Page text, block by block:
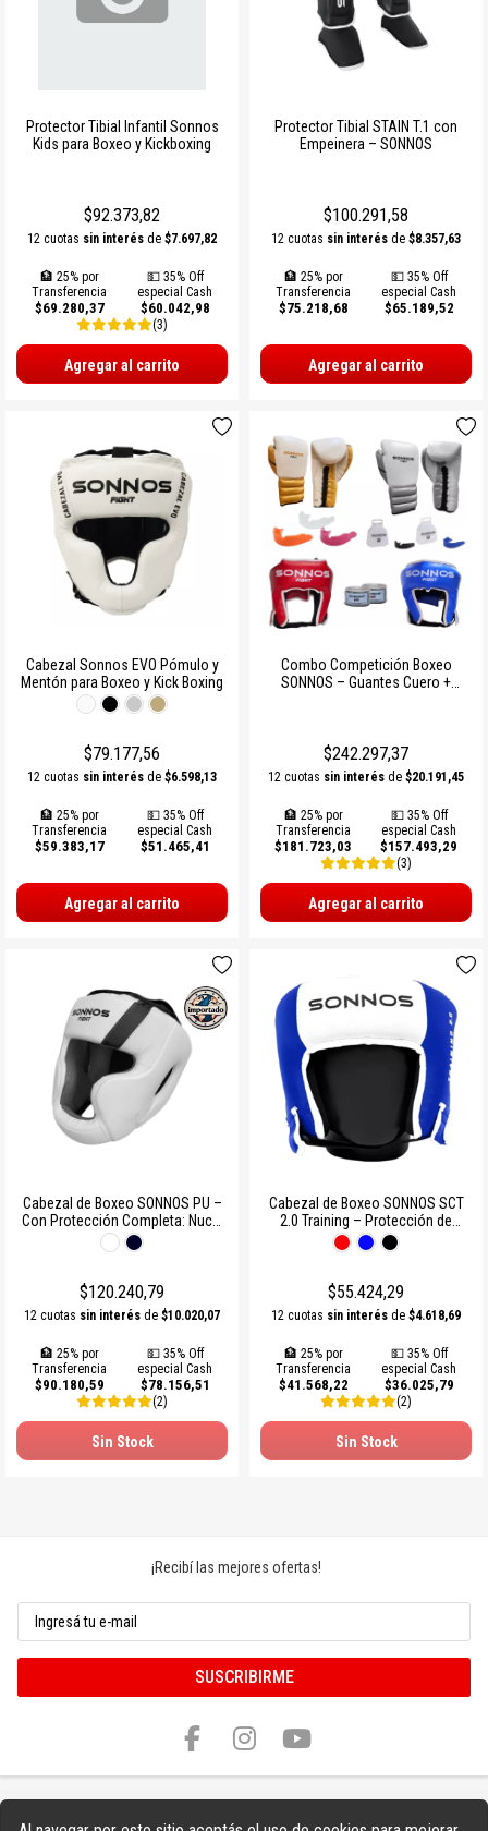
Protector Tibial Infantil Sonnos
Kids para Boxeo y Kickboxing
$92.373,82
12 cuotas sin interés de $7.697,82
🏦 25% por
Transferencia
$69.280,37
💵 35% Off
especial Cash
$60.042,98
(3)
Agregar al carrito
Protector Tibial STAIN T.1 con
Empeinera – SONNOS
$100.291,58
12 cuotas sin interés de $8.357,63
🏦 25% por
Transferencia
$75.218,68
💵 35% Off
especial Cash
$65.189,52
Agregar al carrito
Cabezal Sonnos EVO Pómulo y
Mentón para Boxeo y Kick Boxing
$79.177,56
12 cuotas sin interés de $6.598,13
🏦 25% por
Transferencia
$59.383,17
💵 35% Off
especial Cash
$51.465,41
Agregar al carrito
Combo Competición Boxeo
SONNOS – Guantes Cuero +
$242.297,37
12 cuotas sin interés de $20.191,45
🏦 25% por
Transferencia
$181.723,03
💵 35% Off
especial Cash
$157.493,29
(3)
Agregar al carrito
Cabezal de Boxeo SONNOS PU –
Con Protección Completa: Nuca,
Mollera, Pómulo y Mentón
$120.240,79
12 cuotas sin interés de $10.020,07
🏦 25% por
Transferencia
$90.180,59
💵 35% Off
especial Cash
$78.156,51
(2)
Sin Stock
Cabezal de Boxeo SONNOS SCT
2.0 Training – Protección de
Pómulos, sin Mentón
$55.424,29
12 cuotas sin interés de $4.618,69
🏦 25% por
Transferencia
$41.568,22
💵 35% Off
especial Cash
$36.025,79
(2)
Sin Stock
¡Recibí las mejores ofertas!
SUSCRIBIRME